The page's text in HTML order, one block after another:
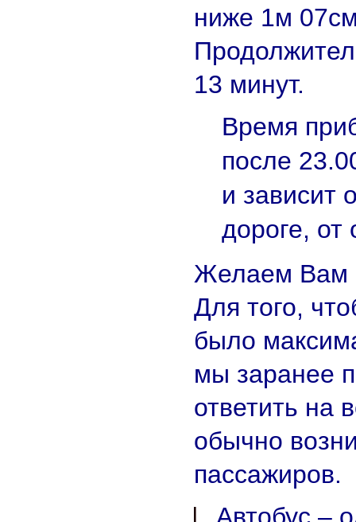
ниже 1м
13 минут.
Время
после
и зависит
дороге, от
Желаем Вам
Для того,
было
мы заранее
ответить на
обычно
пассажиров.